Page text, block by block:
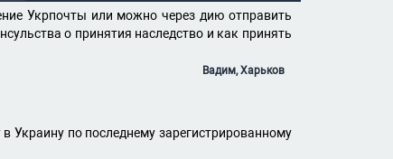
Укрпочты или можно через дию отправить
о принятия наследство и как принять
Вадим, Харьков
Украину по последнему зарегистрированному